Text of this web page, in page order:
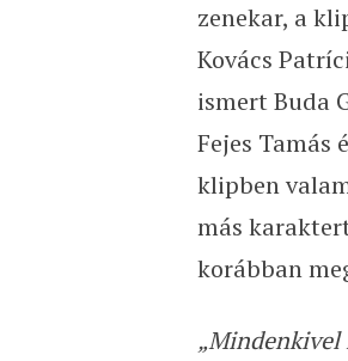
zenekar, a
Kovács
ismert Buda
Fejes Tamás
klipben
más
korábban
„Mindenkivel